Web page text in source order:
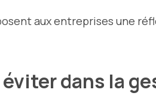
aux entreprises une
éviter dans la